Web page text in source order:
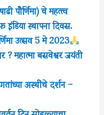
पौर्णिमा) चे महत्त्व
स्थापना दिवस.
उत्सव 5 मे 2023
? महात्मा बसवेश्वर जयंती
अस्थींचे दर्शन –